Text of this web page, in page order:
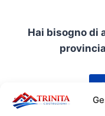
Hai bisogno di